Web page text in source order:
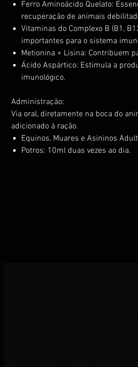
Ferro Aminoácido Quelato:
recuperação de animais
Vitaminas do Complexo B (B1,
importantes para o sistema
Metionina + Lisina: Contribuem
Ácido Aspártico: Estimula a
imunológico.
Administração:
Via oral, diretamente na boca do
adicionado à ração.
Equinos, Muares e Asininos
Potros: 10ml duas vezes ao dia.